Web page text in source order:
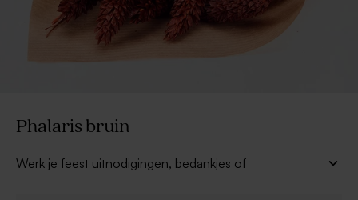
Phalaris bruin
Werk je feest uitnodigingen, bedankjes of